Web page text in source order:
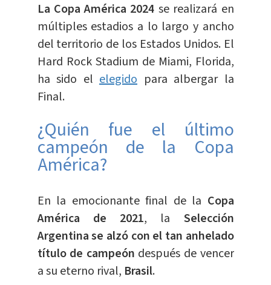
La Copa América 2024 se realizará en
múltiples estadios a lo largo y ancho
del territorio de los Estados Unidos. El
Hard Rock Stadium de Miami, Florida,
ha sido el elegido para albergar la
Final.
¿Quién fue el último
campeón de la Copa
América?
En la emocionante final de la Copa
América de 2021, la Selección
Argentina se alzó con el tan anhelado
título de campeón después de vencer
a su eterno rival, Brasil.